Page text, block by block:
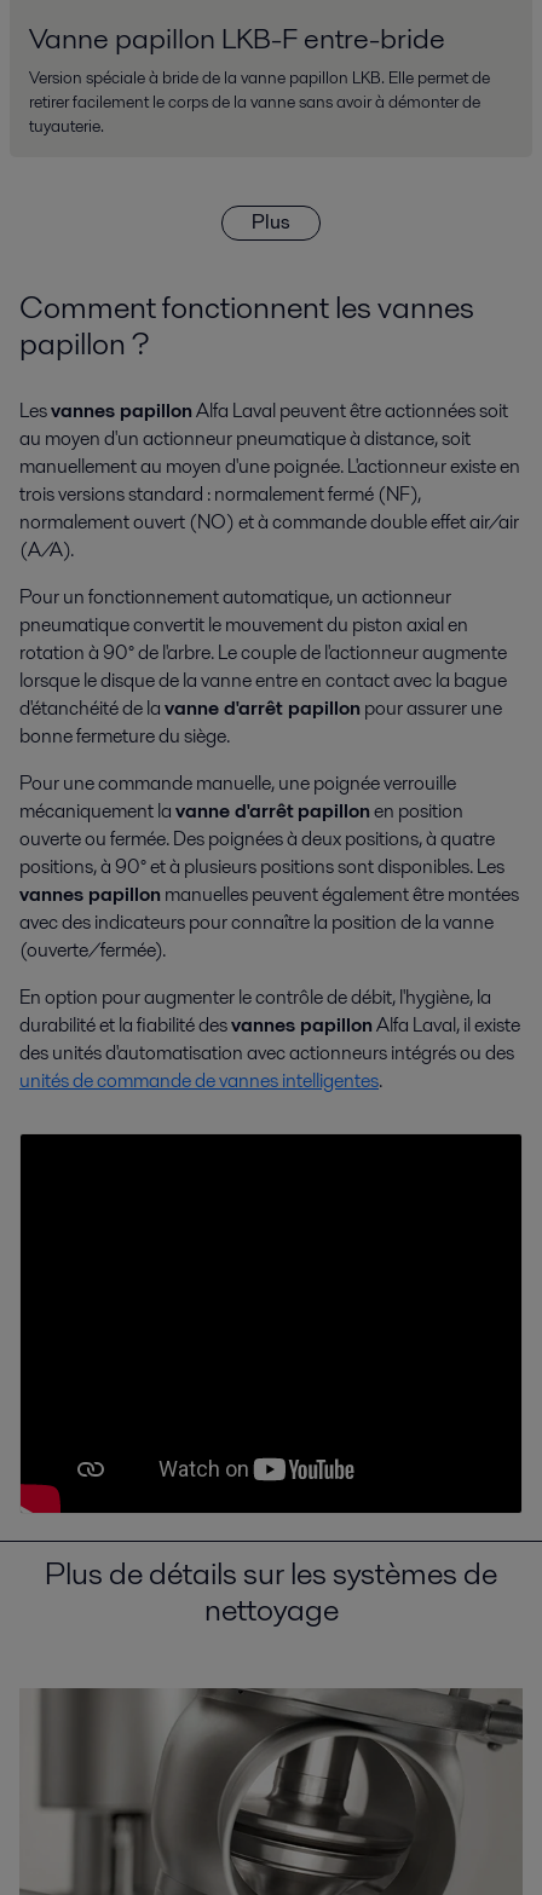
Vanne papillon LKB-F entre-bride
Version spéciale à bride de la vanne papillon LKB. Elle permet de
retirer facilement le corps de la vanne sans avoir à démonter de
tuyauterie.
Plus
Comment fonctionnent les vannes
papillon ?
Lesvannes papillonAlfa Laval peuvent être actionnées soit
au moyen d'un actionneur pneumatique à distance, soit
manuellement au moyen d'une poignée. L'actionneur existe en
trois versions standard : normalement fermé (NF),
normalement ouvert (NO) et à commande double effet air/air
(A/A).
Pour un fonctionnement automatique, un actionneur
pneumatique convertit le mouvement du piston axial en
rotation à 90° de l'arbre. Le couple de l'actionneur augmente
lorsque le disque de la vanne entre en contact avec la bague
d'étanchéité de lavanne d'arrêt papillon pour assurer une
bonne fermeture du siège.
Pour une commande manuelle, une poignée verrouille
mécaniquement lavanne d'arrêtpapillonen position
ouverte ou fermée. Des poignées à deux positions, à quatre
positions, à 90° et à plusieurs positions sont disponibles. Les
vannes papillon manuelles peuvent également être montées
avec des indicateurs pour connaître la position de la vanne
(ouverte/fermée).
En option pour augmenter le contrôle de débit, l'hygiène, la
durabilité et la fiabilité desvannes papillonAlfa Laval, il existe
des unités d'automatisation avec actionneurs intégrés ou des
unités de commande de vannes intelligentes.
Plus de détails sur les systèmes de
nettoyage